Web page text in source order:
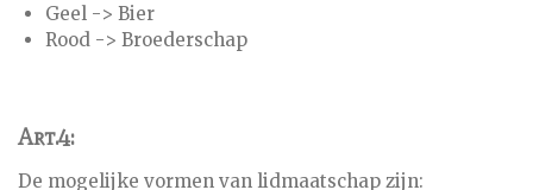
Geel -> Bier
Rood -> Broederschap
Art.4:
De mogelijke vormen van lidmaatschap zijn: